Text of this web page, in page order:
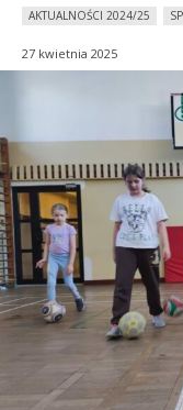
AKTUALNOŚCI 2024/25
27 kwietnia 2025